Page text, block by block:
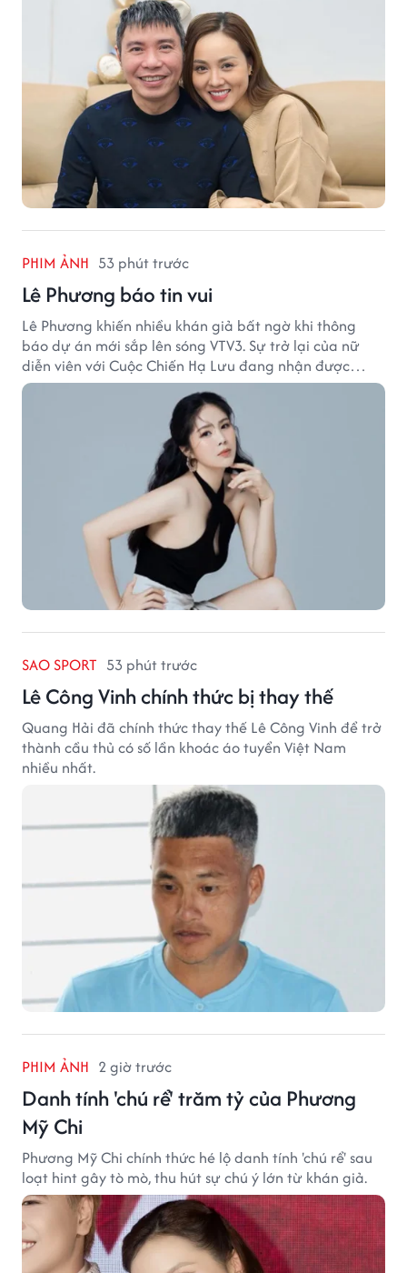
PHIM ẢNH 53 phút trước
Lê Phương báo tin vui
Lê Phương khiến nhiều khán giả bất ngờ khi thông
báo dự án mới sắp lên sóng VTV3. Sự trở lại của nữ
diễn viên với Cuộc Chiến Hạ Lưu đang nhận được
nhiều sự quan tâm.
SAO SPORT 53 phút trước
Lê Công Vinh chính thức bị thay thế
Quang Hải đã chính thức thay thế Lê Công Vinh để trở
thành cầu thủ có số lần khoác áo tuyển Việt Nam
nhiều nhất.
PHIM ẢNH 2 giờ trước
Danh tính 'chú rể' trăm tỷ của Phương
Mỹ Chi
Phương Mỹ Chi chính thức hé lộ danh tính 'chú rể' sau
loạt hint gây tò mò, thu hút sự chú ý lớn từ khán giả.